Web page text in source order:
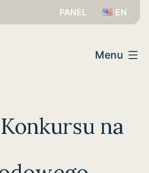
PANEL EN
Menu
na